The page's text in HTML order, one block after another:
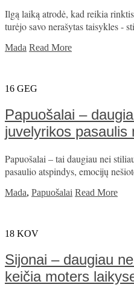
Ilgą laiką atrodė, kad reikia
turėjo savo nerašytas taisykles -
Mada Read More
16 GEG
Papuošalai –
juvelyrikos pasaulis
Papuošalai – tai daugiau nei
pasaulio atspindys, emocijų
Mada, Papuošalai Read More
18 KOV
Sijonai – daugiau
keičia moters